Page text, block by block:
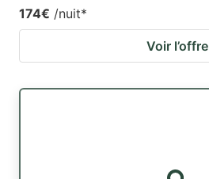
174€ /nuit*
Voir l’offre